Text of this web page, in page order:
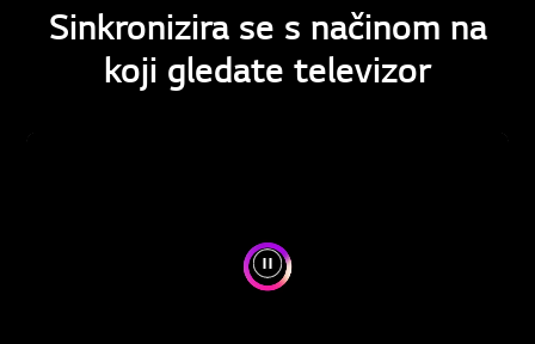
Sinkronizira se s načinom na
koji gledate televizor